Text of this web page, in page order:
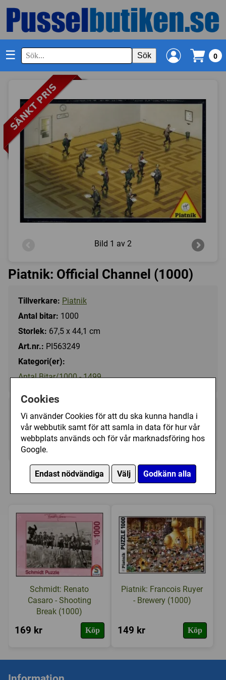
Cookies
Vi använder Cookies för att du ska kunna handla i
vår webbutik samt för att samla in data för hur vår
webbplats används och för vår marknadsföring hos
Google.
Endast nödvändiga Välj Godkänn alla
☰ Sök 0
Bild 1 av 2
Piatnik: Official Channel (1000)
Tillverkare: Piatnik
Antal bitar: 1000
Storlek: 67,5 x 44,1 cm
Art.nr.: PI563249
Kategori(er):
Antal Bitar/1000 - 1499
69 kr(149 kr) Utgått
Ej tillgänglig
Personer som har köpt Piatnik: Official
Channel (1000) har också köpt
Schmidt: Renato
Casaro - Shooting
Break (1000)
169 kr Köp
Piatnik: Francois Ruyer
- Brewery (1000)
149 kr Köp